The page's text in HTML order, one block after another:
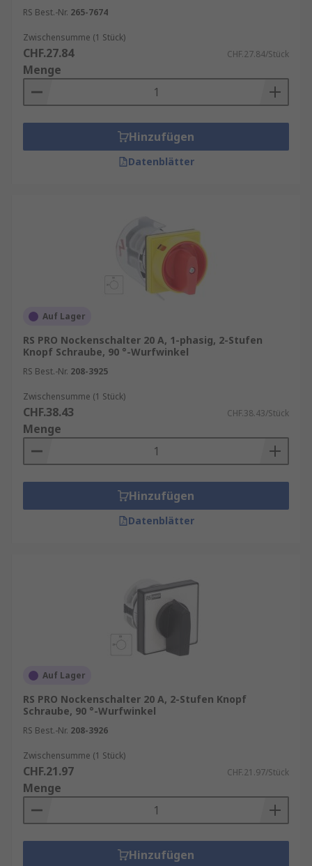
RS Best.-Nr. 265-7674
Zwischensumme (1 Stück)
CHF.27.84 CHF.27.84/Stück
Menge
Hinzufügen
Datenblätter
Auf Lager
RS PRO Nockenschalter 20 A, 1-phasig, 2-Stufen
Knopf Schraube, 90 °-Wurfwinkel
RS Best.-Nr. 208-3925
Zwischensumme (1 Stück)
CHF.38.43 CHF.38.43/Stück
Menge
Hinzufügen
Datenblätter
Auf Lager
RS PRO Nockenschalter 20 A, 2-Stufen Knopf
Schraube, 90 °-Wurfwinkel
RS Best.-Nr. 208-3926
Zwischensumme (1 Stück)
CHF.21.97 CHF.21.97/Stück
Menge
Hinzufügen